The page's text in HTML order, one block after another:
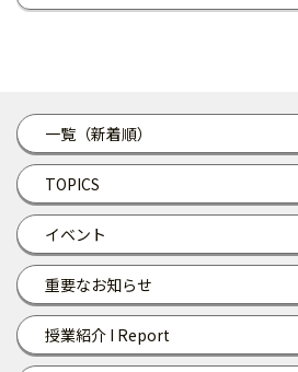
一覧（新着順）
TOPICS
イベント
重要なお知らせ
授業紹介 I Report